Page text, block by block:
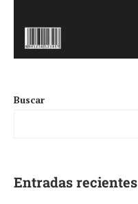
Buscar
Entradas recientes